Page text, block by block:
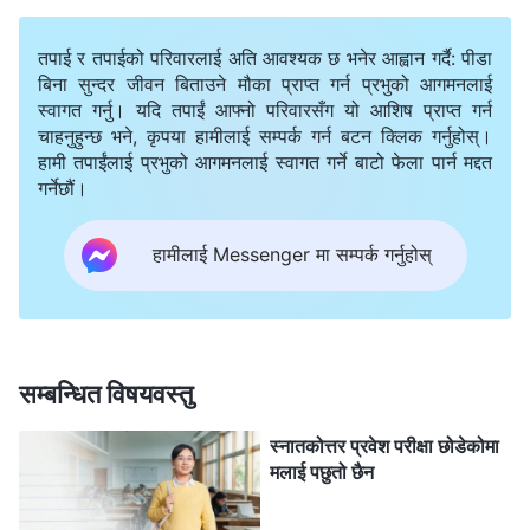
शैतानले अत्यन्तै सूक्ष्म प्रकारको विधि प्रयोग गर्छ, जुन मानिसहरूका
धारणाहरूसँग अत्यन्तै मिल्दो हुन्छ, जुन त्यति उग्र प्रकृतिको हुँदैन, र
जसमार्फत त्यसले मानिसहरूलाई अनजानैमा त्यसको जीवनशैली, र
जिउने नियमहरू स्वीकार गर्न लगाउँछ, आफ्ना जीवन लक्ष्यहरू र
जीवनको दिशा निर्धारण गर्न लगाउँछ, र यी सबै गरेपछि तिनीहरूभित्र
अनजानैमा जीवनमा महत्त्वाकाङ्क्षाहरू हुर्कन पुग्छन्। जीवनका यी
वास्तवमा भन्‍ने हो भने सबै मानिसहरूले, जीवनमा पछ्याउने कुराहरू यी
दुई शब्‍दहरू ‘ख्याति’ र ‘प्राप्ति’ सँग मात्रै गाँसिएका छन्। ख्याति र
प्राप्ति पाइसकेपछि, ती कुरालाई तिनीहरूले पूँजीको रूपमा प्रयोग गरी
उच्‍च प्रतिष्ठा र धेरै धनको आनन्द लिन, र जीवनको आनन्द लिन
तपाई र तपाईको परिवारलाई अति आवश्यक छ भनेर आह्वान गर्दै: पीडा
बिना सुन्दर जीवन बिताउने मौका प्राप्त गर्न प्रभुको आगमनलाई
स्वागत गर्नु। यदि तपाईं आफ्नो परिवारसँग यो आशिष प्राप्त गर्न
चाहनुहुन्छ भने, कृपया हामीलाई सम्पर्क गर्न बटन क्लिक गर्नुहोस्।
हामी तपाईंलाई प्रभुको आगमनलाई स्वागत गर्ने बाटो फेला पार्न मद्दत
गर्नेछौं।
हामीलाई Messenger मा सम्पर्क गर्नुहोस्
सम्बन्धित विषयवस्तु
स्नातकोत्तर प्रवेश परीक्षा छोडेकोमा
मलाई पछुतो छैन